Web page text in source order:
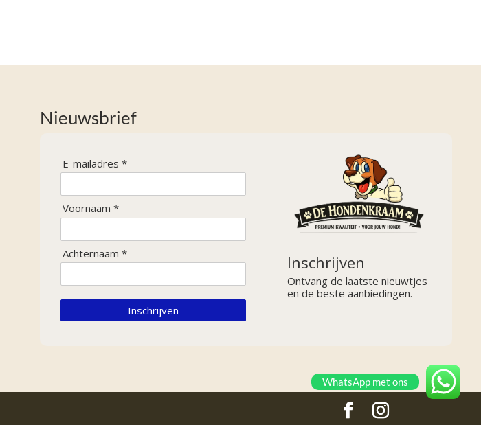
Nieuwsbrief
E-mailadres *
Voornaam *
Achternaam *
Inschrijven
Inschrijven
Ontvang de laatste nieuwtjes
en de beste aanbiedingen.
WhatsApp met ons